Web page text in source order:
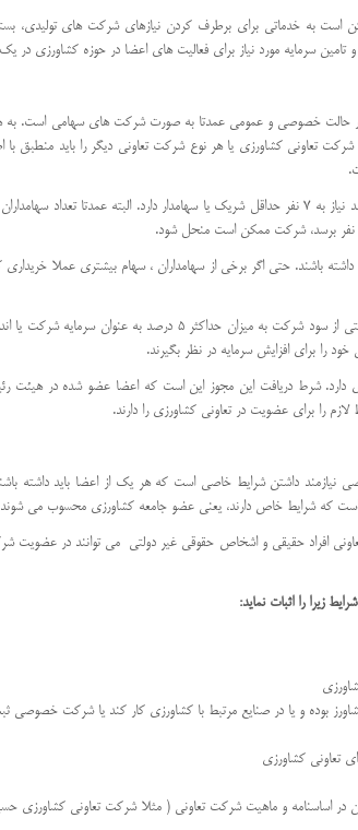
است به خدماتی برای برطرف کردن نیازهای شرکت های تولیدی،
سرمایه مورد نیاز برای فعالیت های اعضا در حوزه کشاورزی
حالت خصوصی و عمومی عمدتا به صورت شرکت های سهامی است. به
کشاورزی یا هر نوع شرکت تعاونی دیگر را باید منطبق با
به صورت کلی ثبت شرکت تعاونی کشاورزی همانطور که گفته شد نیاز به 7 نفر حداقل
باشند. حتی اگر برخی از سهامداران ، سهام بیشتری عملا
را برای افزایش سرمایه در نظر بگیرند.
دارد. شرط دریافت این مجوز این است که اعضا عضو شده در هیئت
را برای عضویت در تعاونی کشاورزی را دارند.
داشتن شرایط خاصی است که هر یک از اعضا باید داشته
است که شرایط خاص دارند، یعنی عضو جامعه کشاورزی محسوب می
افراد حقیقی و اشخاص حقوقی غیر دولتی می توانند در
زیرا را اثبات نماید:
بوده و یا در صنایع مرتبط با کشاورزی کار کند یا شرکت خصوصی
تعاونی کشاورزی
اساسنامه و ماهیت شرکت تعاونی ( مثلا شرکت تعاونی کشاورزی